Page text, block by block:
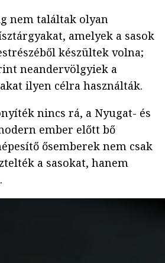
nem találtak olyan
amelyek a sasok
készültek volna;
neandervölgyiek a
ilyen célra használták.
nincs rá, a Nyugat- és
ember előtt bő
ősemberek nem csak
a sasokat, hanem